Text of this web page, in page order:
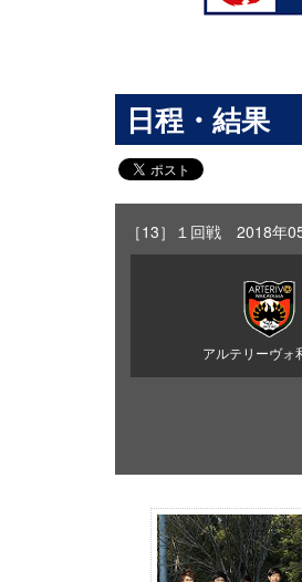
日程・結果
［13］１回戦 2018年
アルテリーヴォ